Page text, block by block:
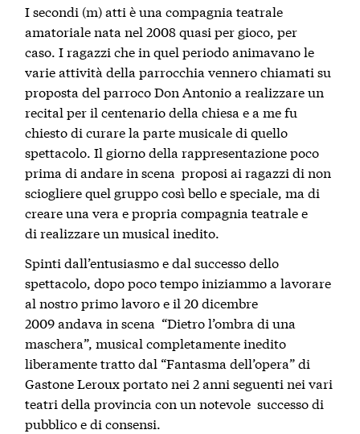
I secondi (m) atti è una compagnia teatrale
amatoriale nata nel 2008 quasi per gioco, per
caso.I ragazzi che in quel periodo animavano le
varie attività della parrocchia vennero chiamati su
proposta del parroco Don Antonio a realizzare un
recital per il centenario della chiesa e a me fu
chiesto di curare la parte musicale di quello
spettacolo. Il giorno della rappresentazione poco
prima di andare in scena proposi ai ragazzi di non
sciogliere quel gruppo così bello e speciale, ma di
creare una vera e propria compagnia teatrale e
di realizzare un musical inedito.
Spinti dall’entusiasmo e dal successo dello
spettacolo, dopo poco tempo iniziammo a lavorare
al nostro primo lavoro e il 20 dicembre
2009 andava in scena “Dietro l’ombra di una
maschera”, musical completamente inedito
liberamente tratto dal “Fantasma dell’opera” di
Gastone Leroux portato nei 2 anni seguenti nei vari
teatri della provincia con un notevole successo di
pubblico e di consensi.